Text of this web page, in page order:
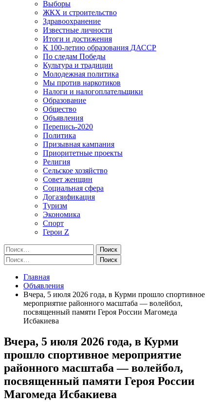
Выборы
ЖКХ и строительство
Здравоохранение
Известные личности
Итоги и достижения
К 100-летию образования ДАССР
По следам Победы
Культура и традиции
Молодежная политика
Мы против наркотиков
Налоги и налогоплательщики
Образование
Общество
Объявления
Перепись-2020
Политика
Призывная кампания
Приоритетные проекты
Религия
Сельское хозяйство
Совет женщин
Социальная сфера
Догазификация
Туризм
Экономика
Спорт
Герои Z
Найти:
Найти:
Главная
Объявления
Вчера, 5 июля 2026 года, в Курми прошло спортивное
мероприятие районного масштаба — волейбол,
посвященный памяти Героя России Магомеда
Исбакиева
Вчера, 5 июля 2026 года, в Курми
прошло спортивное мероприятие
районного масштаба — волейбол,
посвященный памяти Героя России
Магомеда Исбакиева